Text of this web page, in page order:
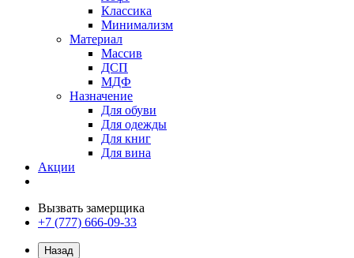
Классика
Минимализм
Материал
Массив
ДСП
МДФ
Назначение
Для обуви
Для одежды
Для книг
Для вина
Акции
Вызвать замерщика
+7 (777) 666-09-33
Назад